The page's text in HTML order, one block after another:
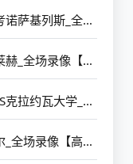
2026年07月30日 克拉克斯维克VS考诺萨基列斯_全场录像【高清回放】
2026年07月30日 奥胡斯VS波兹南莱赫_全场录像【高清回放】
2026年07月30日 索非亚列夫斯基VS克拉约瓦大学_全场录像【高清回放】
2026年07月30日 维京古VS贝夏普尔_全场录像【高清回放】